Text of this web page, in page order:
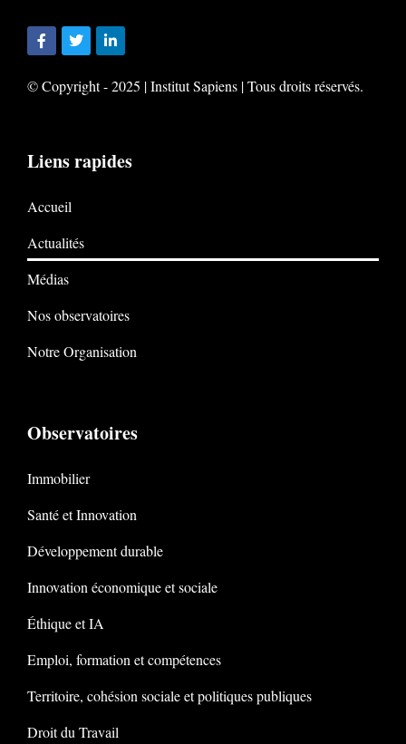
© Copyright - 2025 | Institut Sapiens | Tous droits réservés.
Liens rapides
Accueil
Actualités
Médias
Nos observatoires
Notre Organisation
Observatoires
Immobilier
Santé et Innovation
Développement durable
Innovation économique et sociale
Éthique et IA
Emploi, formation et compétences
Territoire, cohésion sociale et politiques publiques
Droit du Travail